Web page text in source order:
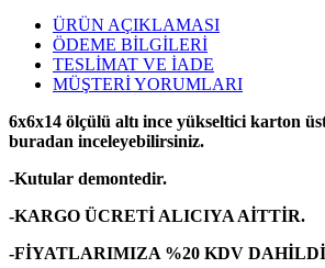
ÜRÜN AÇIKLAMASI
ÖDEME BİLGİLERİ
TESLİMAT VE İADE
MÜŞTERİ YORUMLARI
6x6x14 ölçülü altı ince yükseltici karton
buradan inceleyebilirsiniz.
-Kutular demontedir.
-KARGO ÜCRETİ ALICIYA AİTTİR.
-FİYATLARIMIZA %20 KDV